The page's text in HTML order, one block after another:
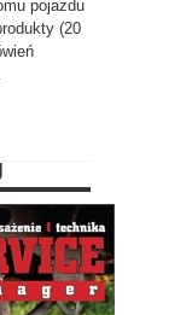
pojazdu
(20